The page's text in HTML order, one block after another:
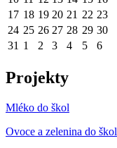
17 18 19 20 21 22 23
24 25 26 27 28 29 30
31 1 2 3 4 5 6
Projekty
Mléko do škol
Ovoce a zelenina do škol